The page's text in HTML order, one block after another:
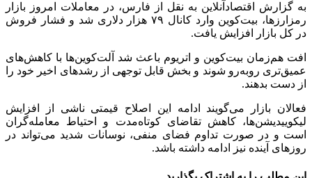
به گزارش اقتصادآنلاین به نقل از فارس، در معاملات امروز بازار
رمزارزها، بیت‌کوین وارد کانال ۷۹ هزار دلاری شد و فشار فروش
در کل بازار افزایش یافت.
افت هم‌زمان بیت‌کوین و اتریوم باعث شد آلت‌کوین‌ها با کاهش‌های
عمیق‌تری روبه‌رو شوند و بخش قابل توجهی از رشد‌های اخیر خود را
از دست بدهند.
فعالان بازار می‌گویند ادامه این اصلاح قیمتی ناشی از افزایش
لیکوییدیشن‌ها، کاهش تقاضای کوتاه‌مدت و احتیاط معامله‌گران
است و در صورت تداوم فضای منفی، نوسانات شدید می‌تواند در
روز‌های آینده نیز ادامه داشته باشد.